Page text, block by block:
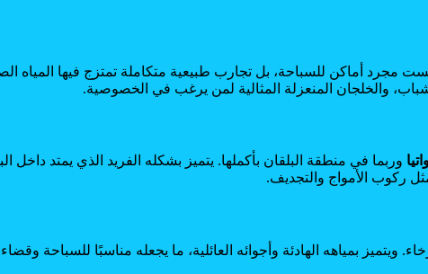
مجرد أماكن للسباحة، بل تجارب طبيعية متكاملة تمتزج فيها المياه
والخلجان المنعزلة المثالية لمن يرغب في الخصوصية.
وربما في منطقة البلقان بأكملها. يتميز بشكله الفريد الذي يمتد
ركوب الأمواج والتجديف.
ويتميز بمياهه الهادئة وأجوائه العائلية، ما يجعله مناسبًا للسباحة